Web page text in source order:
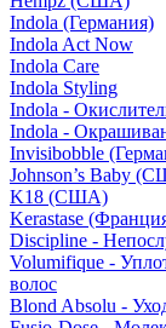
Indola (Германия)
Indola Act Now
Indola Care
Indola Styling
Indola -
Indola -
Invisibobble
Johnson’s Baby
K18 (США)
Kerastase
Discipline -
Volumifique -
волос
Blond Absolu -